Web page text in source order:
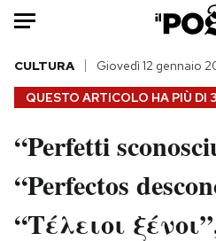
HOME
Italia
Politica
Tecnologia
QUESTO ARTICOLO HA PIÙ DI
CULTURA Giovedì 12 gennaio
“Perfetti
“Perfectos
“Τέλειοι